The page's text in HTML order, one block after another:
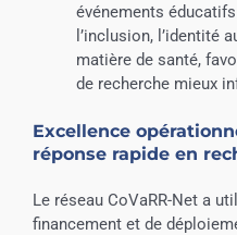
événements
l’inclusion, l’identité
matière de santé,
de recherche mieux
Excellence
réponse rapide en
Le réseau CoVaRR-Net a
financement et de